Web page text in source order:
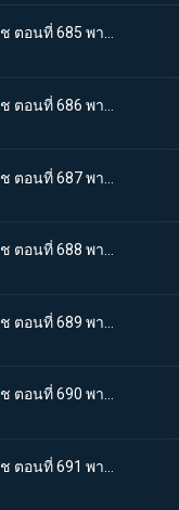
One piece วันพีช ตอนที่ 685 พากย์ไทย ฝ่าทะลวงเข้าไป! กองทัพลูฟี่ ปะทะ พีก้า